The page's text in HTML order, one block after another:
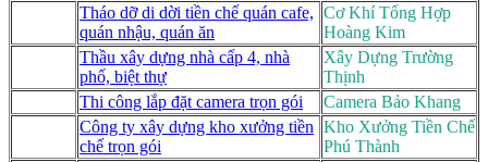
Tháo dỡ di dời tiền chế quán cafe,
quán nhậu, quán ăn
Cơ Khí Tổng Hợp
Hoàng Kim
Thầu xây dựng nhà cấp 4, nhà
phố, biệt thự
Xây Dựng Trường
Thịnh
Thi công lắp đặt camera trọn gói
Camera Bảo Khang
Công ty xây dựng kho xưởng tiền
chế trọn gói
Kho Xưởng Tiền Chế
Phú Thành